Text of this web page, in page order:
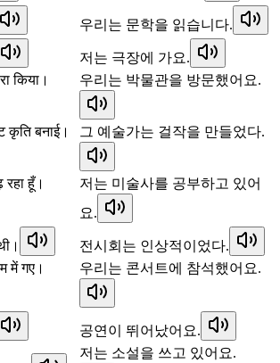
우리는 문학을 읽습니다.
저는 극장에 가요.
किया।
우리는 박물관을 방문했어요.
कृति बनाई। 그 예술가는 걸작을 만들었다.
रहा हूँ।
저는 미술사를 공부하고 있어
요.
전시회는 인상적이었다.
में गए।
우리는 콘서트에 참석했어요.
공연이 뛰어났어요.
저는 소설을 쓰고 있어요.